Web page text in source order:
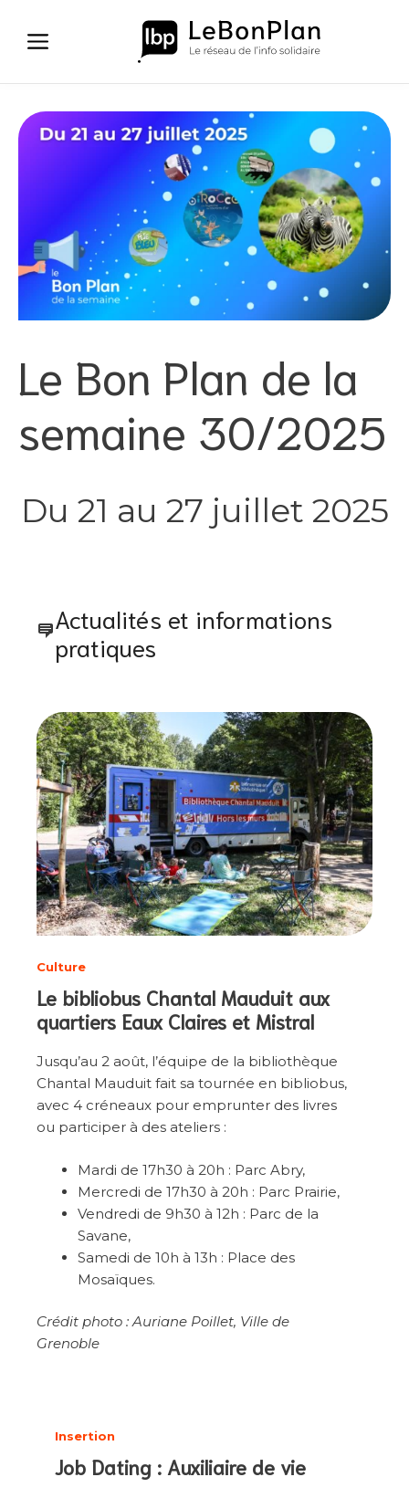
contenu
Le Bon Plan de la
semaine 30/2025
Du 21 au 27 juillet 2025
Actualités et informations
pratiques
Culture
Le bibliobus Chantal Mauduit aux
quartiers Eaux Claires et Mistral
Jusqu’au 2 août, l’équipe de la bibliothèque
Chantal Mauduit fait sa tournée en bibliobus,
avec 4 créneaux pour emprunter des livres
ou participer à des ateliers :
Mardi de 17h30 à 20h : Parc Abry,
Mercredi de 17h30 à 20h : Parc Prairie,
Vendredi de 9h30 à 12h : Parc de la
Savane,
Samedi de 10h à 13h : Place des
Mosaïques.
Crédit photo : Auriane Poillet, Ville de
Grenoble
Insertion
Job Dating : Auxiliaire de vie